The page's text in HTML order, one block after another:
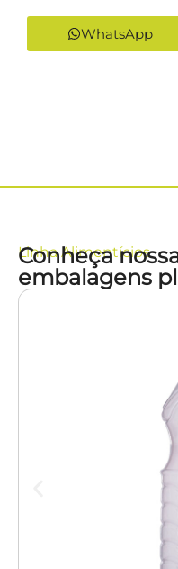
WhatsApp
LinhaAlimentícios
Conheça
embalagens